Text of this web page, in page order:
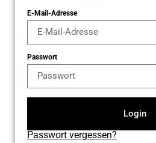
E-Mail-Adresse
Passwort
Login
Passwort vergessen?